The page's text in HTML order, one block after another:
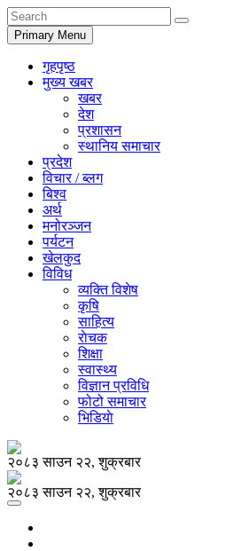
Primary Menu
गृहपृष्ठ
मुख्य खबर
खबर
देश
प्रशासन
स्थानिय समाचार
प्रदेश
विचार / ब्लग
बिश्व
अर्थ
मनोरञ्जन
पर्यटन
खेलकुद
विविध
व्यक्ति विशेष
कृषि
साहित्य
राेचक
शिक्षा
स्वास्थ्य
विज्ञान प्रविधि
फोटो समाचार
भिडियाे
२०८३ साउन २२, शुक्रबार
२०८३ साउन २२, शुक्रबार